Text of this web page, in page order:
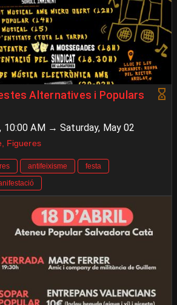
Alternatives i Populars
10:00 AM → Saturday, May 02
Figueres
antifeixisme
festa